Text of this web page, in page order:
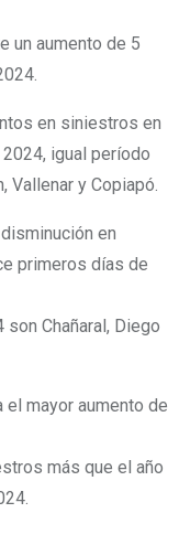
un aumento de 5
en siniestros en
igual período
Vallenar y Copiapó.
en
primeros días de
Chañaral, Diego
el mayor aumento de
más que el año